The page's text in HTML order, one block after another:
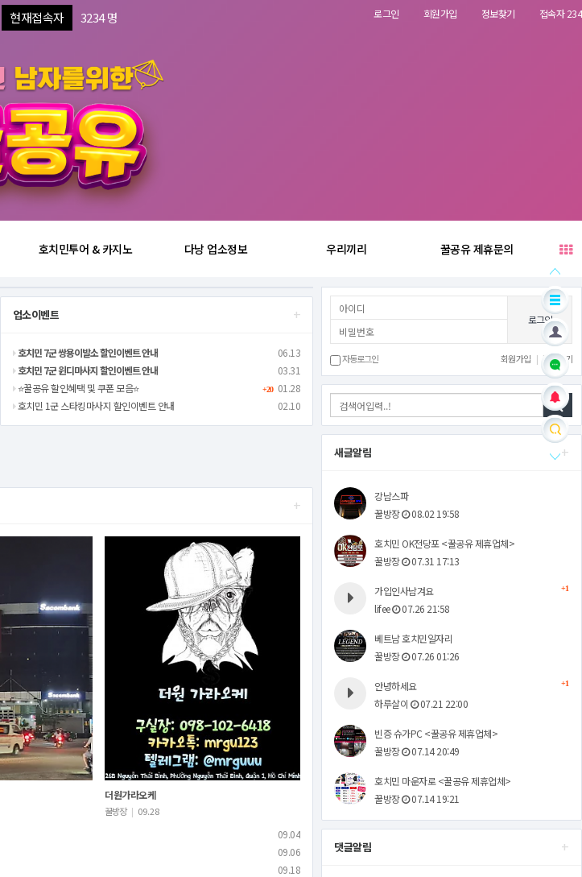
현재접속자 3234 명 로그인 회원가입 정보찾기 접속자 234
호치민투어 & 카지노 다낭 업소정보 우리끼리 꿀공유 제휴문의
+
업소이벤트
06.13
호치민 7군 쌍용이발소 할인이벤트 안내
03.31
호치민 7군 윈디마사지 할인이벤트 안내
+20 01.28
⭐️꿀공유 할인혜택 및 쿠폰 모음⭐️
02.10
호치민 1군 스타킹마사지 할인이벤트 안내
+
더원가라오케
꿀방장 | 09.28
09.04
09.06
09.18
로그인
자동로그인 회원가입 | 정보찾기
+
새글알림
강남스파
꿀방장 08.02 19:58
호치민 OK전당포 <꿀공유 제휴업체>
꿀방장 07.31 17:13
+1
가입인사남겨요
lifee 07.26 21:58
베트남 호치민일자리
꿀방장 07.26 01:26
+1
안녕하세요
하루살이
07.21 22:00
빈증 슈가PC <꿀공유 제휴업체>
꿀방장 07.14 20:49
호치민 마운자로 <꿀공유 제휴업체>
꿀방장 07.14 19:21
+
댓글알림